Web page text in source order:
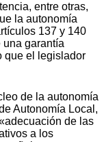
entre otras,
la autonomía
137 y 140
garantía
que el legislador
de la autonomía
Autonomía Local,
de las
a los